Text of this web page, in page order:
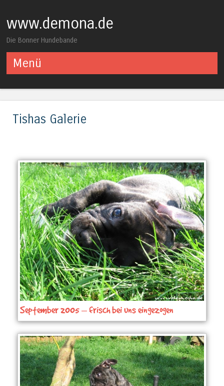
www.demona.de
Die Bonner Hundebande
Menü
Tishas Galerie
September 2005 – frisch bei uns eingezogen